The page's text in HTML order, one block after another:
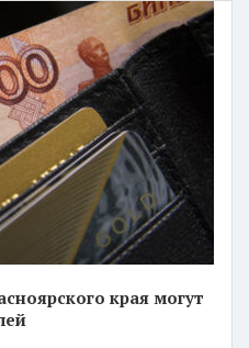
края могут